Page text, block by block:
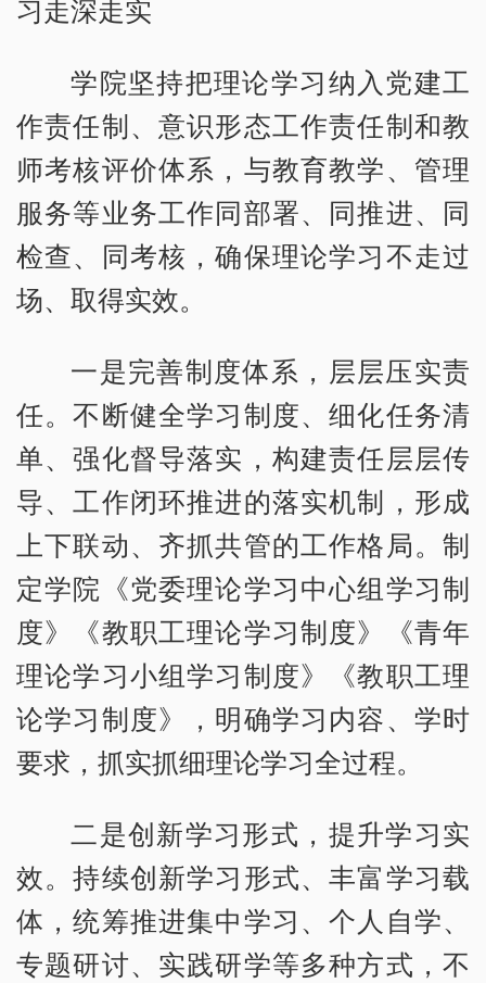
习走深走实
学院坚持把理论学习纳入党建工
作责任制、意识形态工作责任制和教
师考核评价体系，与教育教学、管理
服务等业务工作同部署、同推进、同
检查、同考核，确保理论学习不走过
场、取得实效。
一是完善制度体系，层层压实责
任。不断健全学习制度、细化任务清
单、强化督导落实，构建责任层层传
导、工作闭环推进的落实机制，形成
上下联动、齐抓共管的工作格局。制
定学院《党委理论学习中心组学习制
度》《教职工理论学习制度》《青年
理论学习小组学习制度》《教职工理
论学习制度》，明确学习内容、学时
要求，抓实抓细理论学习全过程。
二是创新学习形式，提升学习实
效。持续创新学习形式、丰富学习载
体，统筹推进集中学习、个人自学、
专题研讨、实践研学等多种方式，不